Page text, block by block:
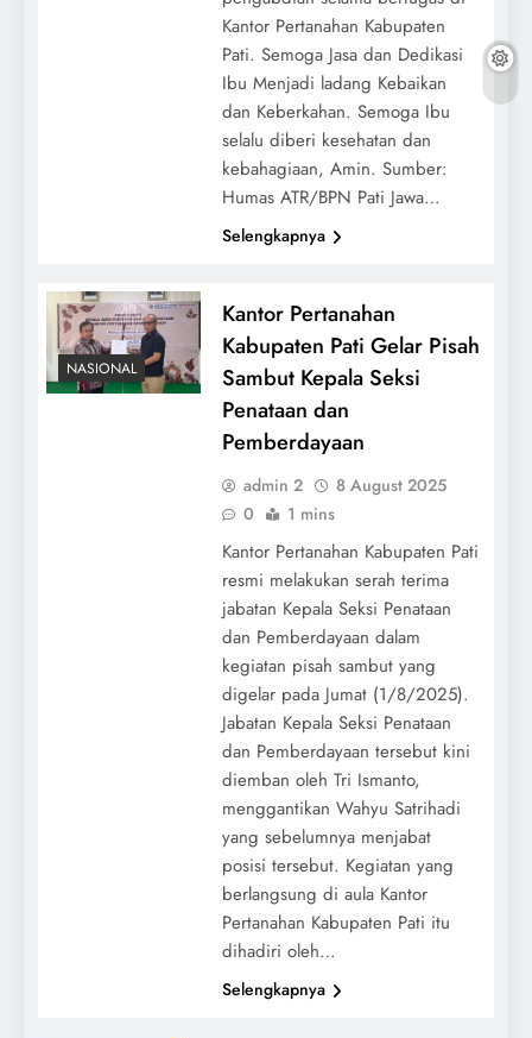
Kantor Pertanahan Kabupaten
Pati. Semoga Jasa dan Dedikasi
Ibu Menjadi ladang Kebaikan
dan Keberkahan. Semoga Ibu
selalu diberi kesehatan dan
kebahagiaan, Amin. Sumber:
Humas ATR/BPN Pati Jawa…
Selengkapnya
NASIONAL
Kantor Pertanahan
Kabupaten Pati Gelar Pisah
Sambut Kepala Seksi
Penataan dan
Pemberdayaan
admin 2
8 August 2025
0
1 mins
Kantor Pertanahan Kabupaten Pati
resmi melakukan serah terima
jabatan Kepala Seksi Penataan
dan Pemberdayaan dalam
kegiatan pisah sambut yang
digelar pada Jumat (1/8/2025).
Jabatan Kepala Seksi Penataan
dan Pemberdayaan tersebut kini
diemban oleh Tri Ismanto,
menggantikan Wahyu Satrihadi
yang sebelumnya menjabat
posisi tersebut. Kegiatan yang
berlangsung di aula Kantor
Pertanahan Kabupaten Pati itu
dihadiri oleh…
Selengkapnya